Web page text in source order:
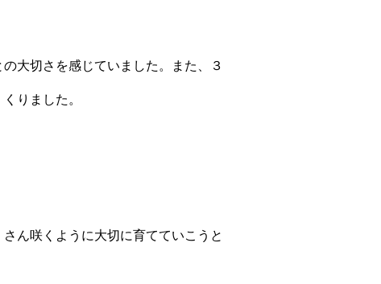
大切さを感じていました。また、３
りました。
ん咲くように大切に育てていこうと